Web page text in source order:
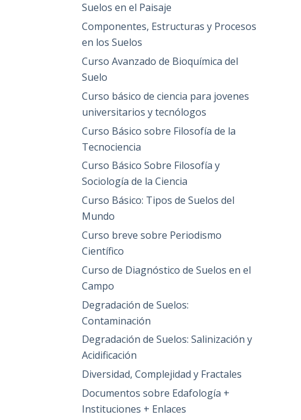
Suelos en el Paisaje
Componentes, Estructuras y Procesos
en los Suelos
Curso Avanzado de Bioquímica del
Suelo
Curso básico de ciencia para jovenes
universitarios y tecnólogos
Curso Básico sobre Filosofía de la
Tecnociencia
Curso Básico Sobre Filosofía y
Sociología de la Ciencia
Curso Básico: Tipos de Suelos del
Mundo
Curso breve sobre Periodismo
Científico
Curso de Diagnóstico de Suelos en el
Campo
Degradación de Suelos:
Contaminación
Degradación de Suelos: Salinización y
Acidificación
Diversidad, Complejidad y Fractales
Documentos sobre Edafología +
Instituciones + Enlaces